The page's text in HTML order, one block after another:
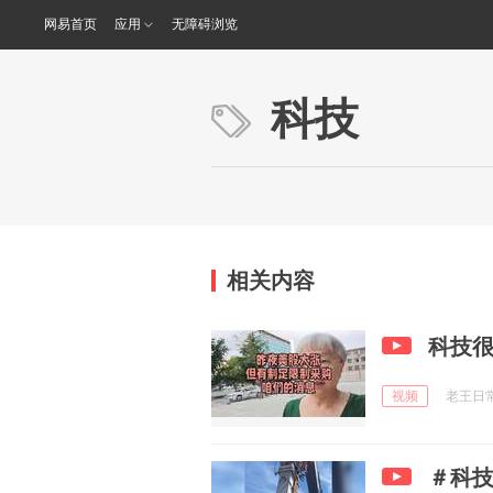
网易首页 应用 无障碍浏览
科技
相关内容
科技
视频 老王日
＃科